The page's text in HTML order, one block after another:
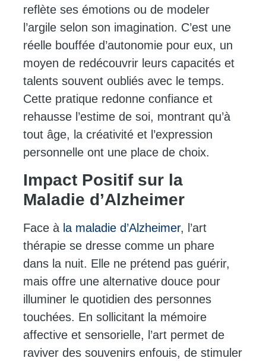
reflète ses émotions ou de modeler
l’argile selon son imagination. C’est une
réelle bouffée d’autonomie pour eux, un
moyen de redécouvrir leurs capacités et
talents souvent oubliés avec le temps.
Cette pratique redonne confiance et
rehausse l’estime de soi, montrant qu’à
tout âge, la créativité et l’expression
personnelle ont une place de choix.
Impact Positif sur la
Maladie d’Alzheimer
Face à la maladie d’Alzheimer, l’art
thérapie se dresse comme un phare
dans la nuit. Elle ne prétend pas guérir,
mais offre une alternative douce pour
illuminer le quotidien des personnes
touchées. En sollicitant la mémoire
affective et sensorielle, l’art permet de
raviver des souvenirs enfouis, de stimuler